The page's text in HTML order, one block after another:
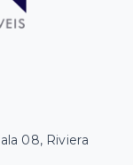
08, Riviera